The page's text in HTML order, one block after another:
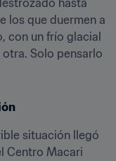
hasta
los que duermen a
con un frío glacial
Solo pensarlo
situación llegó
Centro Macari